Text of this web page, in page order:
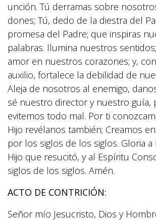
unción. Tú derramas sobre
dones; Tú, dedo de la diestra del
promesa del Padre; que inspiras
palabras. Ilumina nuestros
amor en nuestros corazones; y,
auxilio, fortalece la debilidad de
Aleja de nosotros al enemigo,
sé nuestro director y nuestro guía,
evitemos todo mal. Por ti
Hijo revélanos también; Creamos
por los siglos de los siglos. Gloria a
Hijo que resucitó, y al Espíritu
siglos de los siglos. Amén.
ACTO DE CONTRICIÓN:
Señor mío Jesucristo, Dios y